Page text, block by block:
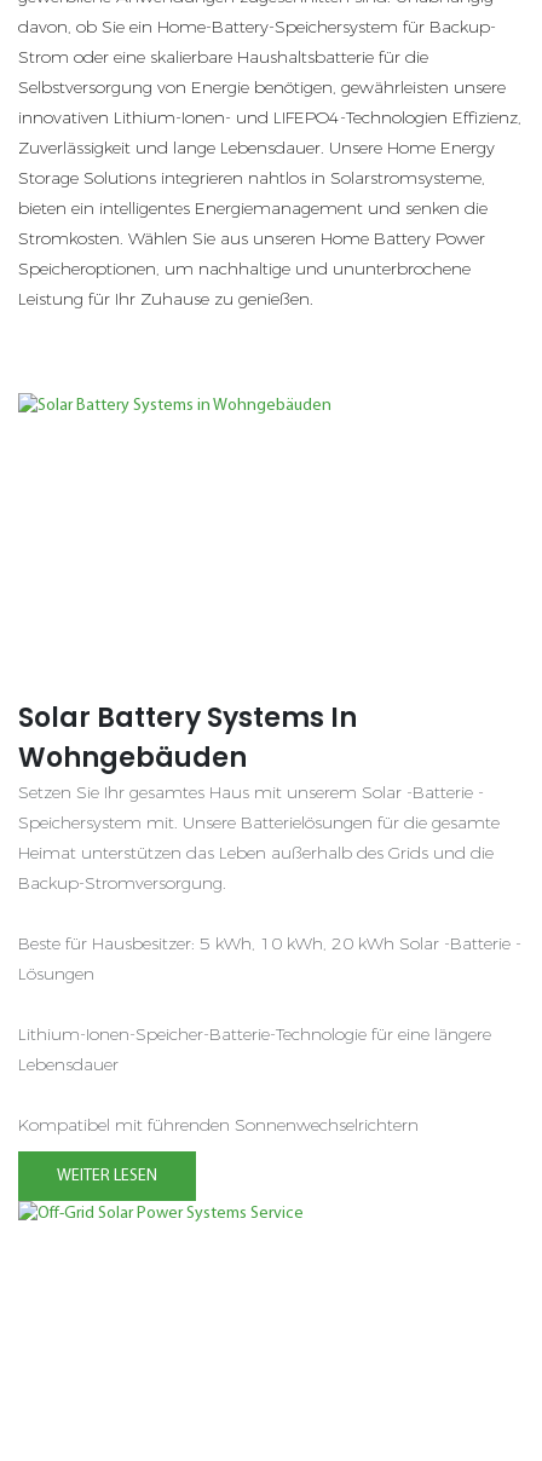
der Möglichkeit, bis zu 5 Einheiten parallel zu schalten,
bietet die HV-G2~G12 Pro-Serie eine sichere, effiziente und
zuverlässige Energieunabhängigkeit für moderne
Haushalte.
davon, ob Sie ein Home-Battery-Speichersystem für Backup-
Strom oder eine skalierbare Haushaltsbatterie für die
Selbstversorgung von Energie benötigen, gewährleisten unsere
innovativen Lithium-Ionen- und LIFEPO4-Technologien Effizienz,
Zuverlässigkeit und lange Lebensdauer. Unsere Home Energy
Storage Solutions integrieren nahtlos in Solarstromsysteme,
bieten ein intelligentes Energiemanagement und senken die
Stromkosten. Wählen Sie aus unseren Home Battery Power
Speicheroptionen, um nachhaltige und ununterbrochene
Leistung für Ihr Zuhause zu genießen.
Solar Battery Systems In
Wohngebäuden
Setzen Sie Ihr gesamtes Haus mit unserem Solar -Batterie -
Speichersystem mit. Unsere Batterielösungen für die gesamte
Heimat unterstützen das Leben außerhalb des Grids und die
Backup-Stromversorgung.
Beste für Hausbesitzer: 5 kWh, 10 kWh, 20 kWh Solar -Batterie -
Lösungen
Lithium-Ionen-Speicher-Batterie-Technologie für eine längere
Lebensdauer
Kompatibel mit führenden Sonnenwechselrichtern
WEITER LESEN